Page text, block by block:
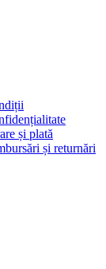
și plată
și returnări